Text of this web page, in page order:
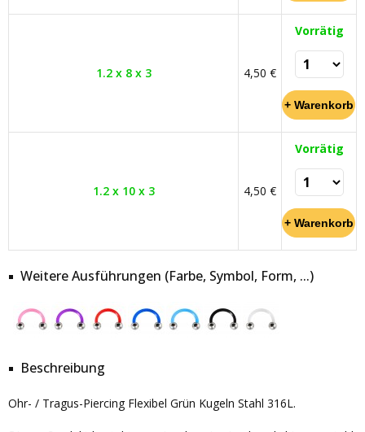
1.2 x 8 x 3 4,50 €
Vorrätig
1.2 x 10 x 3 4,50 €
Vorrätig
Weitere Ausführungen (Farbe, Symbol, Form, ...)
Beschreibung
Ohr- / Tragus-Piercing Flexibel Grün Kugeln Stahl 316L.